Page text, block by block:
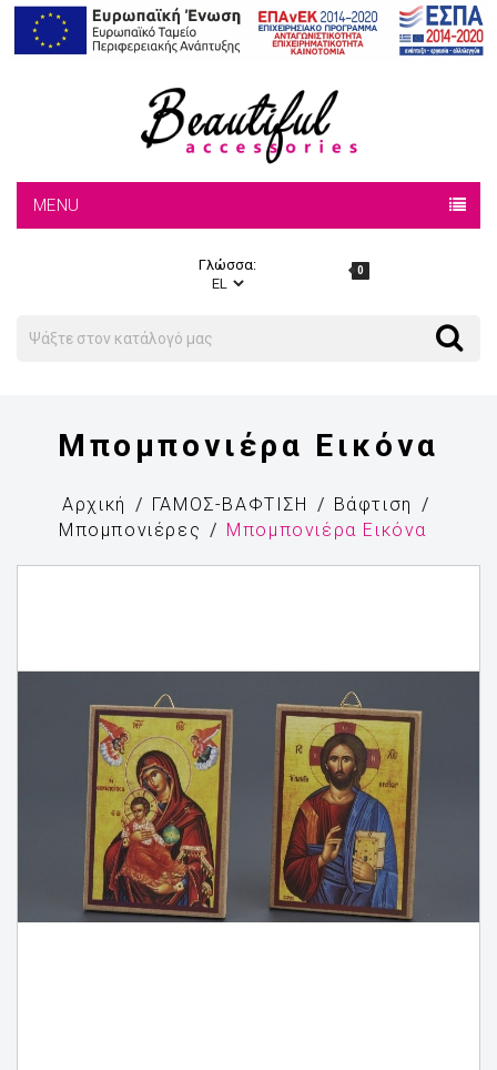
MENU
Γλώσσα: 0
Search
Μπομπονιέρα Εικόνα
Αρχική ΓΑΜΟΣ-ΒΑΦΤΙΣΗ
Βάφτιση
Μπομπονιέρες
Μπομπονιέρα Εικόνα